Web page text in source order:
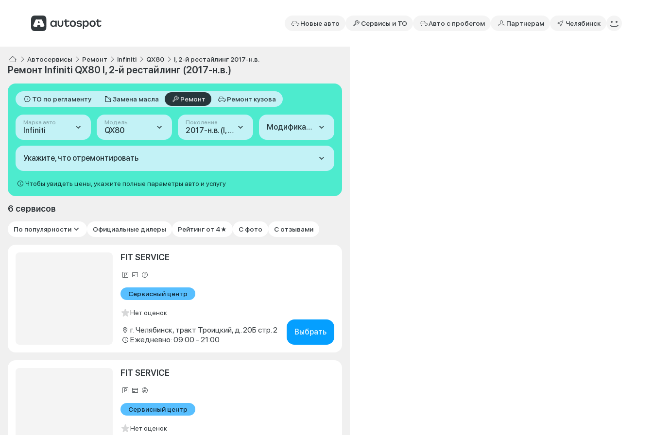
Новые авто Сервисы и ТО Авто с пробегом Партнерам Челябинск
Автосервисы Ремонт Infiniti QX80 I, 2-й рестайлинг 2017-н.в.
Ремонт Infiniti QX80 I, 2-й рестайлинг (2017-н.в.)
ТО по регламенту Замена масла Ремонт Ремонт кузова
Марка авто
Infiniti
Модель
QX80
Поколение
2017-н.в. (I, 2-й рестайлинг) Модификация
Укажите, что отремонтировать
Чтобы увидеть цены, укажите полные параметры авто и услугу
6 сервисов
По популярности Официальные дилеры Рейтинг от 4★ С фото С отзывами
FIT SERVICE
Сервисный центр
Нет оценок
г. Челябинск, тракт Троицкий, д. 20Б стр. 2
Ежедневно: 09:00 - 21:00
Выбрать
FIT SERVICE
Сервисный центр
Нет оценок